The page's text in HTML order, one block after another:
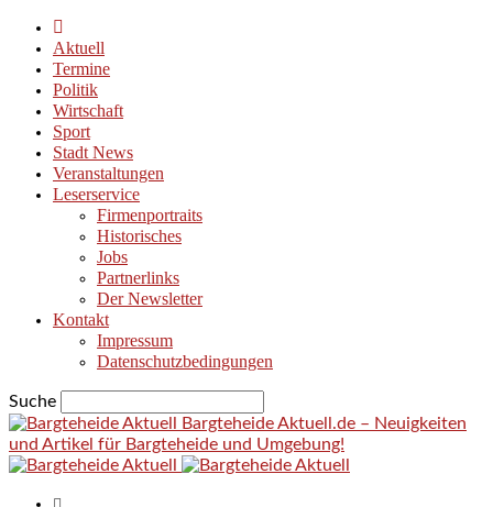
Aktuell
Termine
Politik
Wirtschaft
Sport
Stadt News
Veranstaltungen
Leserservice
Firmenportraits
Historisches
Jobs
Partnerlinks
Der Newsletter
Kontakt
Impressum
Datenschutzbedingungen
Suche
Bargteheide Aktuell.de – Neuigkeiten
und Artikel für Bargteheide und Umgebung!